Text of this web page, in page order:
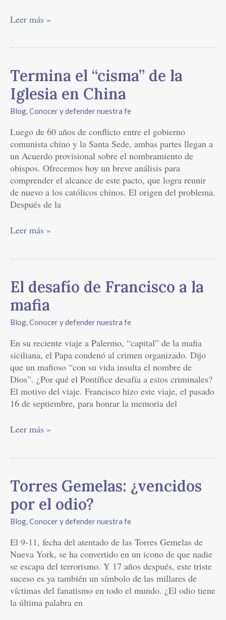
Leer más »
Termina el “cisma” de la
Iglesia en China
Blog,Conocer y defender nuestra fe
Luego de 60 años de conflicto entre el gobierno
comunista chino y la Santa Sede, ambas partes llegan a
un Acuerdo provisional sobre el nombramiento de
obispos. Ofrecemos hoy un breve análisis para
comprender el alcance de este pacto, que logra reunir
de nuevo a los católicos chinos. El origen del problema.
Después de la
Termina
el
“cisma”
de
Iglesia
en
China
Leer más »
El desafío de Francisco a la
mafia
Blog,Conocer y defender nuestra fe
En su reciente viaje a Palermo, “capital” de la mafia
siciliana, el Papa condenó al crimen organizado. Dijo
que un mafioso “con su vida insulta el nombre de
Dios”. ¿Por qué el Pontífice desafía a estos criminales?
El motivo del viaje. Francisco hizo este viaje, el pasado
16 de septiembre, para honrar la memoria del
El
desafío
de
Francisco
la
mafia
Leer más »
Torres Gemelas: ¿vencidos
por el odio?
Blog,Conocer y defender nuestra fe
El 9-11, fecha del atentado de las Torres Gemelas de
Nueva York, se ha convertido en un icono de que nadie
se escapa del terrorismo. Y 17 años después, este triste
suceso es ya también un símbolo de las millares de
víctimas del fanatismo en todo el mundo. ¿El odio tiene
la última palabra en
Torres
Gemelas:
¿vencidos
por
odio?